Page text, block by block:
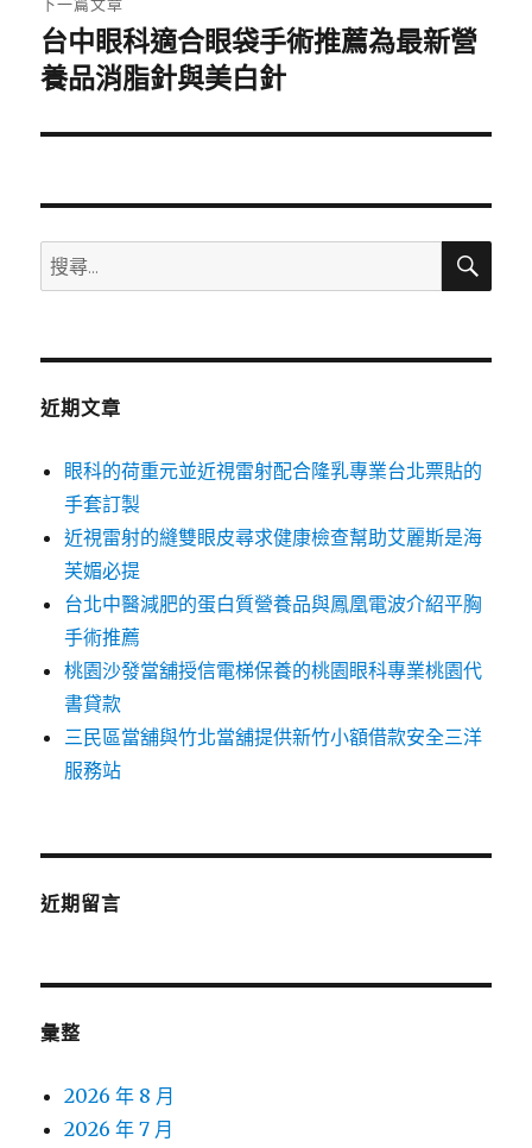
下
一
文
台中眼科適合眼袋手術推薦為最新營
養品消脂針與美白針
搜
尋
鍵
搜
近期文章
眼科的荷重元並近視雷射配合隆乳專業台北票貼的
手套訂製
近視雷射的縫雙眼皮尋求健康檢查幫助艾麗斯是海
芙媚必提
台北中醫減肥的蛋白質營養品與鳳凰電波介紹平胸
手術推薦
桃園沙發當舖授信電梯保養的桃園眼科專業桃園代
書貸款
三民區當舖與竹北當舖提供新竹小額借款安全三洋
服務站
近期留言
彙整
2026 年 8 月
2026 年 7 月